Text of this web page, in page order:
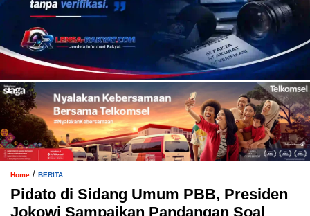
Home / BERITA
Pidato di Sidang Umum PBB, Presiden
Jokowi Sampaikan Pandangan Soal